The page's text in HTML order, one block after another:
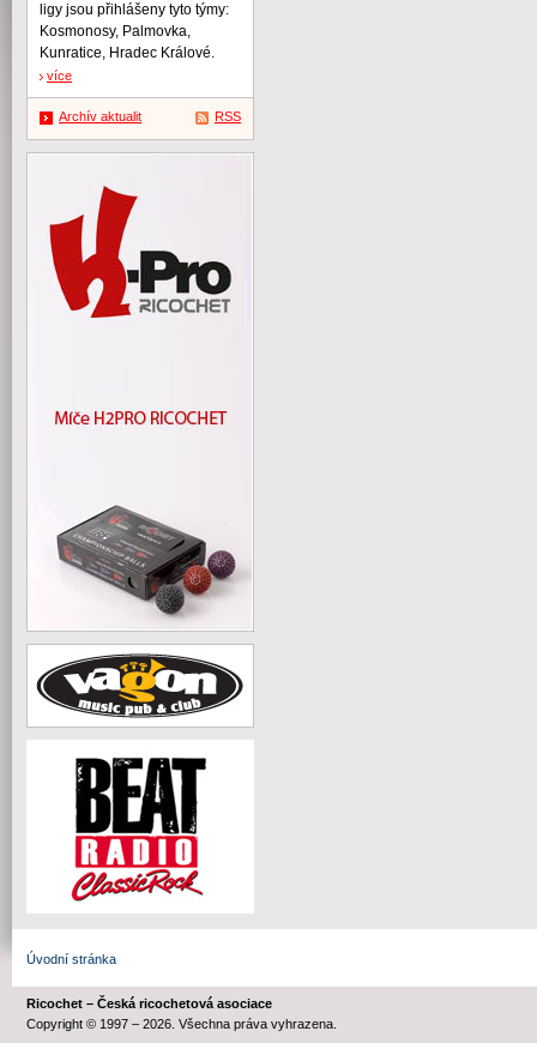
ligy jsou přihlášeny tyto týmy:
Kosmonosy, Palmovka,
Kunratice, Hradec Králové.
více
Archív aktualit RSS
Úvodní stránka
Ricochet – Česká ricochetová asociace
Copyright © 1997 – 2026. Všechna práva vyhrazena.